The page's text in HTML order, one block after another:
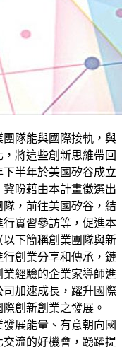
隊能與國際接軌，與
將這些創新思維帶回
半年於美國矽谷成立
冀盼藉由本計畫徵選出
，前往美國矽谷，結
實習參訪等，促進本
下簡稱創業團隊與新
創業分享和傳承，鏈
經驗的企業家導師進
加速成長，躍升國際
創新創業之發展。
展能量、有意朝向國
流的好機會，踴躍提